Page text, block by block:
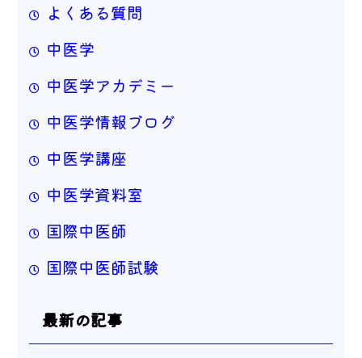
よくある質問
中医学
中医学アカデミー
中医学情報ブログ
中医学講座
中医学資料室
国際中医師
国際中医師試験
最新の記事